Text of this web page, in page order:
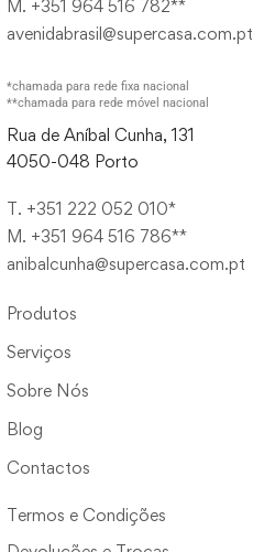
M. +351 964 516 782**
avenidabrasil@supercasa.com.pt
*chamada para rede fixa nacional
**chamada para rede móvel nacional
Rua de Aníbal Cunha, 131
4050-048 Porto
T. +351 222 052 010*
M. +351 964 516 786**
anibalcunha@supercasa.com.pt
Produtos
Serviços
Sobre Nós
Blog
Contactos
Termos e Condições